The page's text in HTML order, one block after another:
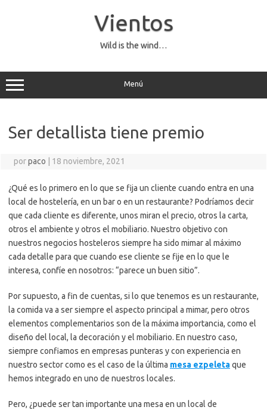
Vientos
Wild is the wind…
Menú
Ser detallista tiene premio
porpaco 18 noviembre, 2021
¿Qué es lo primero en lo que se fija un cliente cuando entra en una
local de hostelería, en un bar o en un restaurante? Podríamos decir
que cada cliente es diferente, unos miran el precio, otros la carta,
otros el ambiente y otros el mobiliario. Nuestro objetivo con
nuestros negocios hosteleros siempre ha sido mimar al máximo
cada detalle para que cuando ese cliente se fije en lo que le
interesa, confíe en nosotros: “parece un buen sitio”.
Por supuesto, a fin de cuentas, si lo que tenemos es un restaurante,
la comida va a ser siempre el aspecto principal a mimar, pero otros
elementos complementarios son de la máxima importancia, como el
diseño del local, la decoración y el mobiliario. En nuestro caso,
siempre confiamos en empresas punteras y con experiencia en
nuestro sector como es el caso de la última mesa ezpeletaque
hemos integrado en uno de nuestros locales.
Pero, ¿puede ser tan importante una mesa en un local de